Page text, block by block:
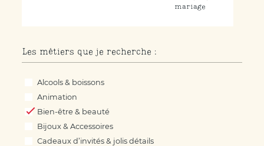
mariage
Les métiers que je recherche :
Les métiers que je recherche :
Alcools & boissons
Animation
Bien-être & beauté
Bijoux & Accessoires
Cadeaux d’invités & jolis détails